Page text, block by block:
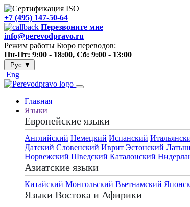
+7 (495) 147-50-64
Перезвоните мне
info@perevodpravo.ru
Режим работы Бюро переводов:
Пн-Пт: 9:00 - 18:00, Сб: 9:00 - 13:00
Рус ▼
Eng
Главная
Языки
Европейские языки
Английский Немецкий Испанский
Датский Словенский Иврит Эстонский
Норвежский Шведский Каталонский
Азиатские языки
Китайский Монгольский Вьетнамский
Языки Востока и Афирики